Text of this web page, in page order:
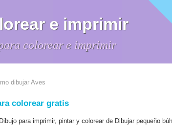
e imprimir
colorear e imprimir
dibujar Aves
colorear gratis
para imprimir, pintar y colorear de Dibujar pequeño